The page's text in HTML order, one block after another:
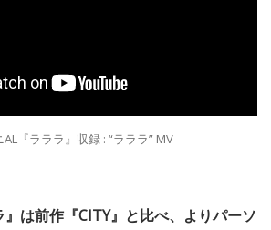
『ラララ』収録 : “ラララ” MV
は前作『CITY』と比べ、よりパーソ